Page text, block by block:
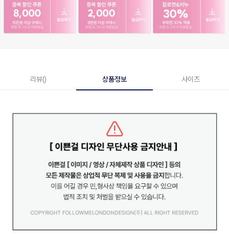
리뷰() 상품정보 사이즈